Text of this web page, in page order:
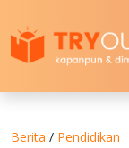
Berita / Pendidikan